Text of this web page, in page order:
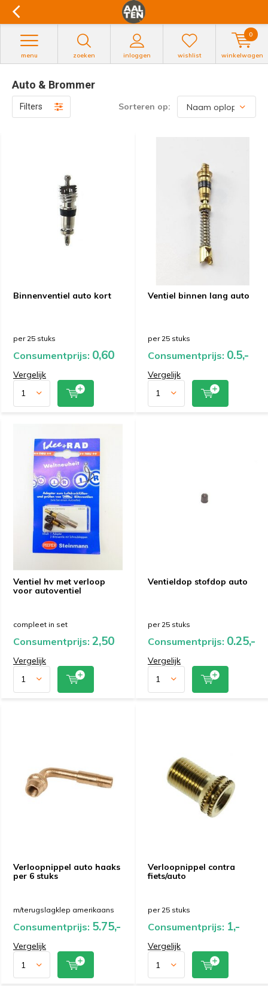
zoeken inloggen
menu wishlist winkelwagen
0
Auto & Brommer
Filters Sorteren op:
Binnenventiel auto kort
per 25 stuks
Consumentprijs: 0,60
Vergelijk
Ventiel binnen lang auto
per 25 stuks
Consumentprijs: 0.5,-
Vergelijk
Ventiel hv met verloop
voor autoventiel
compleet in set
Consumentprijs: 2,50
Vergelijk
Ventieldop stofdop auto
per 25 stuks
Consumentprijs: 0.25,-
Vergelijk
Verloopnippel auto haaks
per 6 stuks
m/terugslagklep amerikaans
Consumentprijs: 5.75,-
Vergelijk
Verloopnippel contra
fiets/auto
per 25 stuks
Consumentprijs: 1,-
Vergelijk